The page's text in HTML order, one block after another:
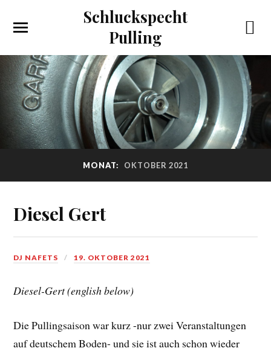
Schluckspecht
Pulling
MONAT: OKTOBER 2021
Diesel Gert
DJ NAFETS 19. OKTOBER 2021
Diesel-Gert (english below)
Die Pullingsaison war kurz -nur zwei Veranstaltungen
auf deutschem Boden- und sie ist auch schon wieder